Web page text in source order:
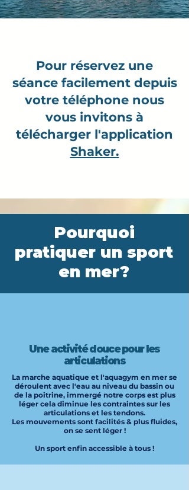
Pour réservez une
séance facilement depuis
votre téléphone nous
vous invitons à
télécharger l'application
Shaker.​​
Pourquoi
pratiquer un sport
en mer?
Une activité douce pour les
articulations
La marche aquatique et l'aquagym en mer se
déroulent avec l'eau au niveau du bassin ou
de la poitrine, immergé notre corps est plus
léger cela diminue les contraintes sur les
articulations et les tendons.
Les mouvements sont facilités & plus fluides,
on se sent léger !
Un sport enfin accessible à tous !